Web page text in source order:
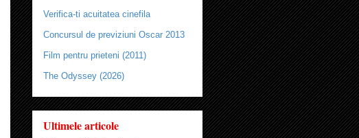
Verifica-ti acuitatea cinefila
Concursul de previziuni Oscar 2013
Film pentru prieteni (2011)
The Odyssey (2026)
Ultimele articole